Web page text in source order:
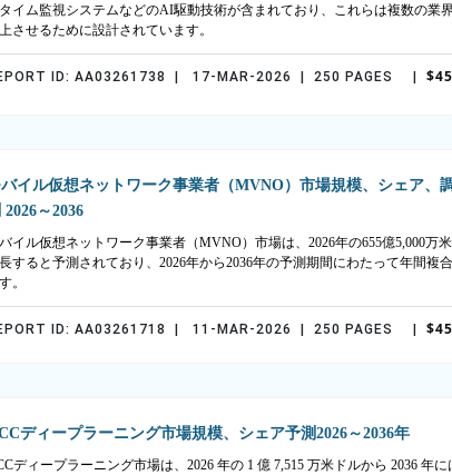
イム監視システムなどのAI駆動技術が含まれており、これらは複数の業
させるために設計されています。
ID: AA03261738 | 17-MAR-2026 | 250 PAGES |
イル仮想ネットワーク事業者（MVNO）市場規模、シェア、
2026～2036
イル仮想ネットワーク事業者（MVNO）市場は、2026年の655億5,000万
すると予測されており、2026年から2036年の予測期間にわたって年間複
。
ID: AA03261718 | 11-MAR-2026 | 250 PAGES |
ディープラーニング市場規模、シェア予測2026～2036年
ディープラーニング市場は、2026 年の 1 億 7,515 万米ドルから 2036 年